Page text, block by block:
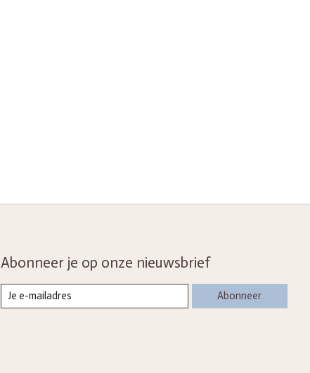
Abonneer je op onze nieuwsbrief
Abonneer